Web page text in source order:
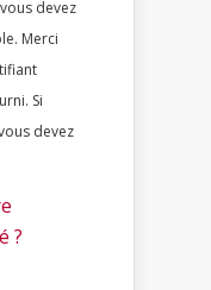
Merci
devez
?